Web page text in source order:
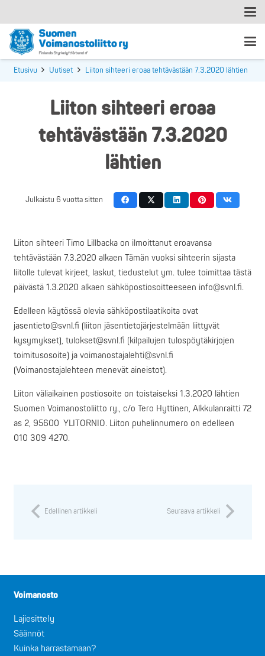
Etusivu Uutiset Liiton sihteeri eroaa tehtävästään 7.3.2020 lähtien
Liiton sihteeri eroaa
tehtävästään 7.3.2020
lähtien
Julkaistu 6 vuotta sitten
Liiton sihteeri Timo Lillbacka on ilmoittanut eroavansa
tehtävästään 7.3.2020 alkaen Tämän vuoksi sihteerin sijasta
liitolle tulevat kirjeet, laskut, tiedustelut ym. tulee toimittaa tästä
päivästä 1.3.2020 alkaen sähköpostiosoitteeseen info@svnl.fi.
Edelleen käytössä olevia sähköpostilaatikoita ovat
jasentieto@svnl.fi (liiton jäsentietojärjestelmään liittyvät
kysymykset), tulokset@svnl.fi (kilpailujen tulospöytäkirjojen
toimitusosoite) ja voimanostajalehti@svnl.fi
(Voimanostajalehteen menevät aineistot).
Liiton väliaikainen postiosoite on toistaiseksi 1.3.2020 lähtien
Suomen Voimanostoliitto ry., c/o Tero Hyttinen, Alkkulanraitti 72
as 2, 95600 YLITORNIO. Liiton puhelinnumero on edelleen
010 309 4270.
Edellinen artikkeli Seuraava artikkeli
Voimanosto
Lajiesittely
Säännöt
Kuinka harrastamaan?